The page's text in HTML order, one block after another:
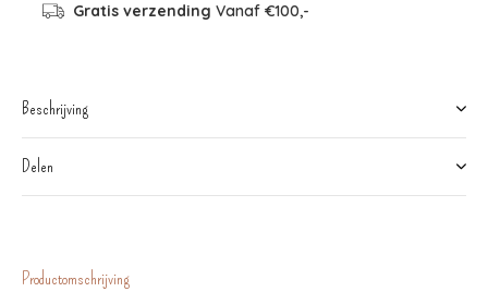
Gratis verzending Vanaf €100,-
Beschrijving
Delen
Productomschrijving